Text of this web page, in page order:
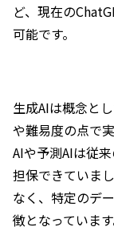
ど、現在の
可能です。
生成AIは概念と
や難易度の点で
AIや予測AIは従
担保できていま
なく、特定のデ
徴となっています